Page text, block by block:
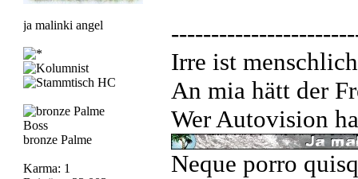
ja malinki angel
Boss
bronze Palme
Karma: 1
Irre ist
An mia hätt der
Wer Autovision
Neque porro